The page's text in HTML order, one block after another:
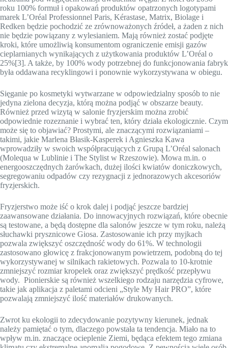
roku 100% formuł i opakowań produktów opatrzonych logotypami
marek L’Oréal Professionnel Paris, Kérastase, Matrix, Biolage i
Redken będzie pochodzić ze zrównoważonych źródeł, a żaden z nich
nie będzie powiązany z wylesianiem. Mają również zostać podjęte
kroki, które umożliwią konsumentom ograniczenie emisji gazów
cieplarnianych wynikających z użytkowania produktów L’Oréal o
25%[3]. A także, by 100% wody potrzebnej do funkcjonowania fabryk
była oddawana recyklingowi i ponownie wykorzystywana w obiegu.
Sięganie po kosmetyki wytwarzane w odpowiedzialny sposób to nie
jedyna zielona decyzja, którą można podjąć w obszarze beauty.
Również przed wizytą w salonie fryzjerskim można zrobić
odpowiednie rozeznanie i wybrać ten, który działa ekologicznie. Czym
może się to objawiać? Prostymi, ale znaczącymi rozwiązaniami –
takimi, jakie Marlena Błasik-Kasperek i Agnieszka Kawa
wprowadziły w swoich współpracujących z Grupą L’Oréal salonach
(Molequa w Lublinie i The Stylist w Rzeszowie). Mowa m.in. o
energooszczędnych żarówkach, dużej ilości kwiatów doniczkowych,
segregowaniu odpadów czy rezygnacji z jednorazowych akcesoriów
fryzjerskich.
Fryzjerstwo może iść o krok dalej i podjąć jeszcze bardziej
zaawansowane działania. Do innowacyjnych rozwiązań, które obecnie
są testowane, a będą dostępne dla salonów jeszcze w tym roku, należą
słuchawki prysznicowe Giosa. Zastosowanie ich przy myjkach
pozwala zwiększyć oszczędność wody do 61%. W technologii
zastosowano głowicę z frakcjonowanym powietrzem, podobną do tej
wykorzystywanej w silnikach rakietowych. Pozwala to 10-krotnie
zmniejszyć rozmiar kropelek oraz zwiększyć prędkość przepływu
wody. Pionierskie są również wszelkiego rodzaju narzędzia cyfrowe,
takie jak aplikacja z paletami odcieni „Style My Hair PRO”, które
pozwalają zmniejszyć ilość materiałów drukowanych.
Zwrot ku ekologii to zdecydowanie pozytywny kierunek, jednak
należy pamiętać o tym, dlaczego powstała ta tendencja. Miało na to
wpływ m.in. znaczące ocieplenie Ziemi, będąca efektem tego zmiana